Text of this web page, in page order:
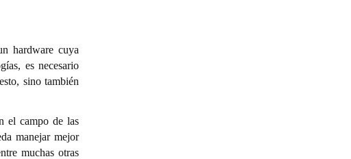
hardware cuya
es necesario
sino también
el campo de las
manejar mejor
muchas otras